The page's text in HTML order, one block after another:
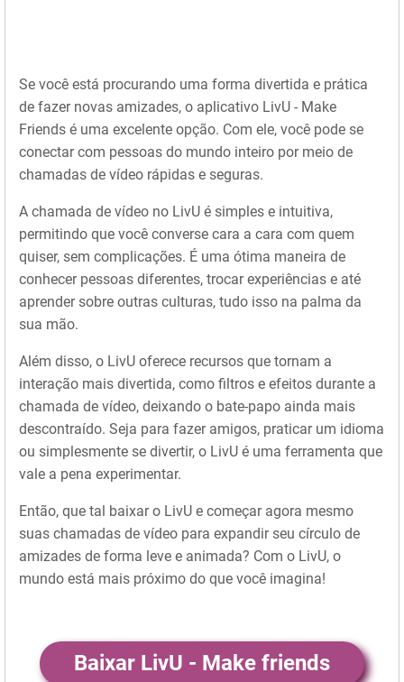
Se você está procurando uma forma divertida e prática
de fazer novas amizades, o aplicativo LivU - Make
Friends é uma excelente opção. Com ele, você pode se
conectar com pessoas do mundo inteiro por meio de
chamadas de vídeo rápidas e seguras.
A chamada de vídeo no LivU é simples e intuitiva,
permitindo que você converse cara a cara com quem
quiser, sem complicações. É uma ótima maneira de
conhecer pessoas diferentes, trocar experiências e até
aprender sobre outras culturas, tudo isso na palma da
sua mão.
Além disso, o LivU oferece recursos que tornam a
interação mais divertida, como filtros e efeitos durante a
chamada de vídeo, deixando o bate-papo ainda mais
descontraído. Seja para fazer amigos, praticar um idioma
ou simplesmente se divertir, o LivU é uma ferramenta que
vale a pena experimentar.
Então, que tal baixar o LivU e começar agora mesmo
suas chamadas de vídeo para expandir seu círculo de
amizades de forma leve e animada? Com o LivU, o
mundo está mais próximo do que você imagina!
Baixar LivU - Make friends